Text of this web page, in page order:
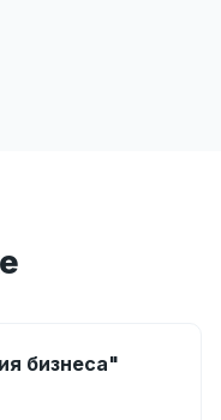
бизнеса"